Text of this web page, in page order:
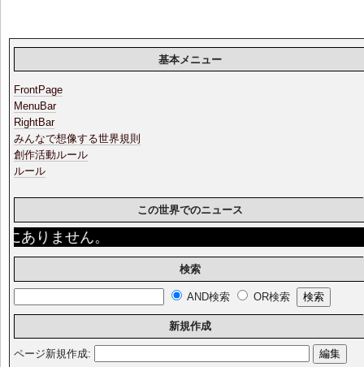
基本メニュー
FrontPage
MenuBar
RightBar
みんなで想像する世界規則
創作活動ルール
ルール
この世界でのニュース
りません。
検索
AND検索 OR検索
新規作成
ページ新規作成: